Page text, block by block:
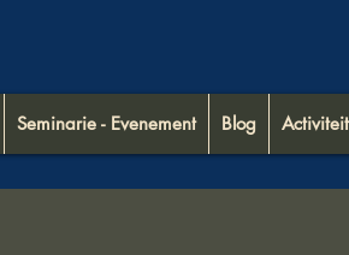
Seminarie - Evenement Blog